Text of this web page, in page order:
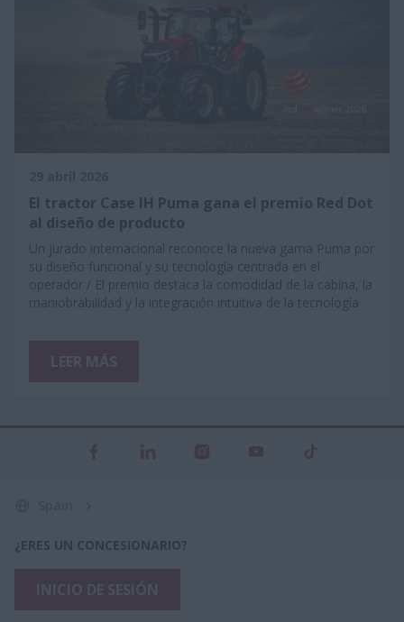
El tractor Case IH Puma gana el premio Red Dot
al diseño de producto
Un jurado internacional reconoce la nueva gama Puma por
su diseño funcional y su tecnología centrada en el
operador / El premio destaca la comodidad de la cabina, la
maniobrabilidad y la integración intuitiva de la tecnología
¿ERES UN CONCESIONARIO?